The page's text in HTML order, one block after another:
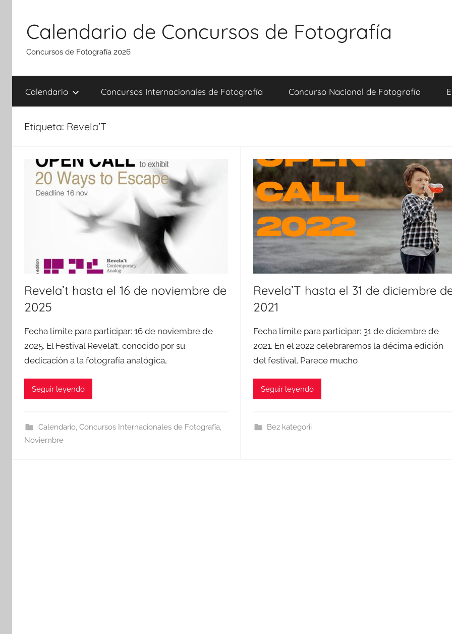
contenido
Calendario de Concursos de Fotografía
Concursos de Fotografía 2026
Calendario Concursos Internacionales de Fotografía Concurso Nacional de Fotografía
Etiqueta: Revela’T
Revela’t hasta el 16 de noviembre de
2025
Fecha límite para participar: 16 de noviembre de
2025. El Festival Revela’t, conocido por su
dedicación a la fotografía analógica,
Seguir leyendo
Calendario, Concursos Internacionales de Fotografía,
Noviembre
Revela’T hasta el 31 de diciembre
2021
Fecha límite para participar: 31 de diciembre de
2021. En el 2022 celebraremos la décima edición
del festival. Parece mucho
Seguir leyendo
Bez kategorii